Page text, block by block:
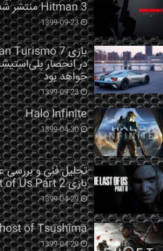
Hitman 3 منتشر شد
1399-09-23
خواهد بود
1399-09-23
Halo Infinite
1399-04-30
تحلیل فنی و بررسی
بازی The Last of Us Part 2
1399-04-29
of Tsushima
1399-04-29